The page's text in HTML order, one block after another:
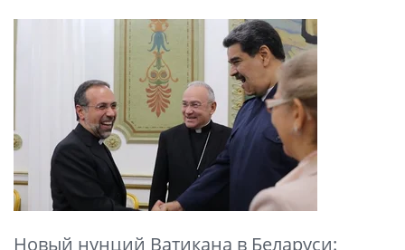
Новый нунций Ватикана в Беларуси: